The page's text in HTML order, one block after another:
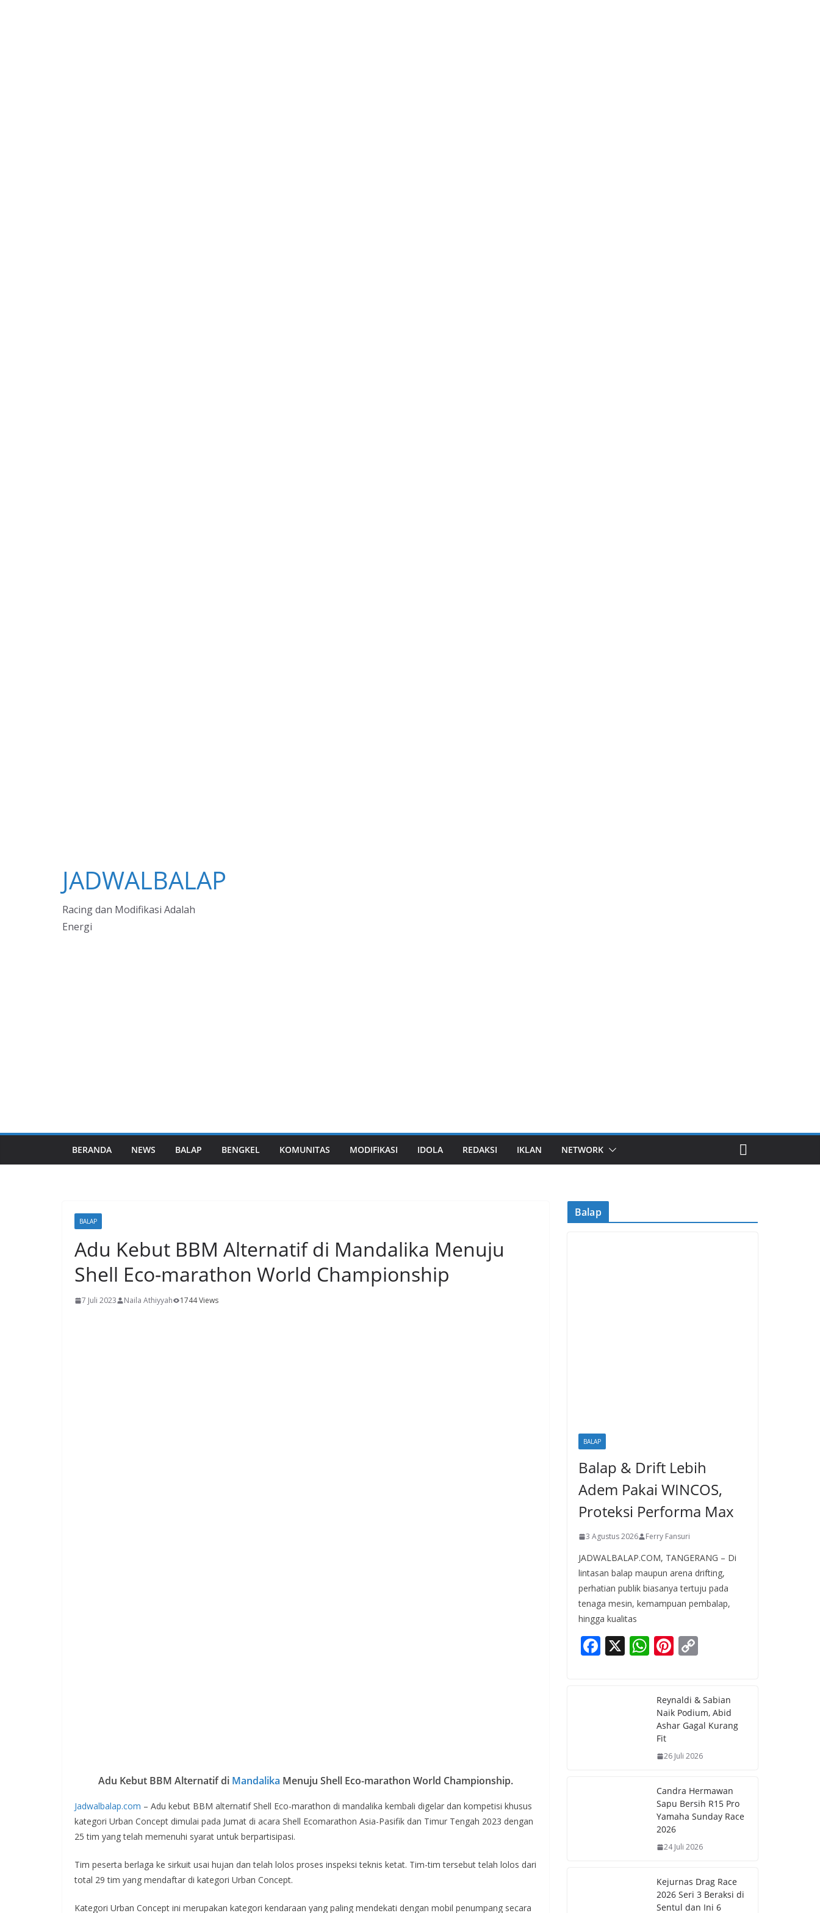
JADWALBALAP
Racing dan Modifikasi Adalah
Energi
BERANDA NEWS BALAP BENGKEL KOMUNITAS MODIFIKASI IDOLA REDAKSI IKLAN NETWORK
BALAP
Adu Kebut BBM Alternatif di Mandalika Menuju
Shell Eco-marathon World Championship
7 Juli 2023 Naila Athiyyah 1744 Views
Adu Kebut BBM Alternatif di Mandalika Menuju Shell Eco-marathon World Championship.
Jadwalbalap.com – Adu kebut BBM alternatif Shell Eco-marathon di mandalika kembali digelar dan kompetisi khusus
kategori Urban Concept dimulai pada Jumat di acara Shell Ecomarathon Asia-Pasifik dan Timur Tengah 2023 dengan
25 tim yang telah memenuhi syarat untuk berpartisipasi.
Tim peserta berlaga ke sirkuit usai hujan dan telah lolos proses inspeksi teknis ketat. Tim-tim tersebut telah lolos dari
total 29 tim yang mendaftar di kategori Urban Concept.
Kategori Urban Concept ini merupakan kategori kendaraan yang paling mendekati dengan mobil penumpang secara
Balap
BALAP
Balap & Drift Lebih
Adem Pakai WINCOS,
Proteksi Performa Max
3 Agustus 2026 Ferry Fansuri
JADWALBALAP.COM, TANGERANG – Di
lintasan balap maupun arena drifting,
perhatian publik biasanya tertuju pada
tenaga mesin, kemampuan pembalap,
hingga kualitas
F X W
s
A
p
p
Pi
e
st
y
Li
k
Reynaldi & Sabian
Naik Podium, Abid
Ashar Gagal Kurang
Fit
26 Juli 2026
Candra Hermawan
Sapu Bersih R15 Pro
Yamaha Sunday Race
2026
24 Juli 2026
Kejurnas Drag Race
2026 Seri 3 Beraksi di
Sentul dan Ini 6